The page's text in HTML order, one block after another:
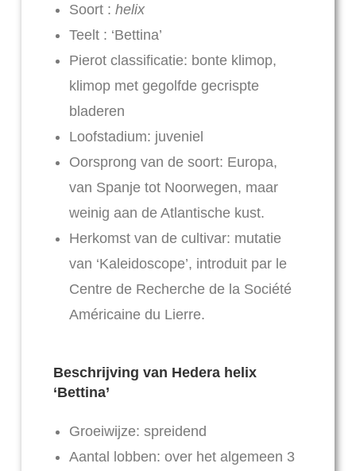
Soort : helix
Teelt : ‘Bettina’
Pierot classificatie: bonte klimop,
klimop met gegolfde gecrispte
bladeren
Loofstadium: juveniel
Oorsprong van de soort: Europa,
van Spanje tot Noorwegen, maar
weinig aan de Atlantische kust.
Herkomst van de cultivar: mutatie
van ‘Kaleidoscope’, introduit par le
Centre de Recherche de la Société
Américaine du Lierre.
Beschrijving van Hedera helix
‘Bettina’
Groeiwijze: spreidend
Aantal lobben: over het algemeen 3